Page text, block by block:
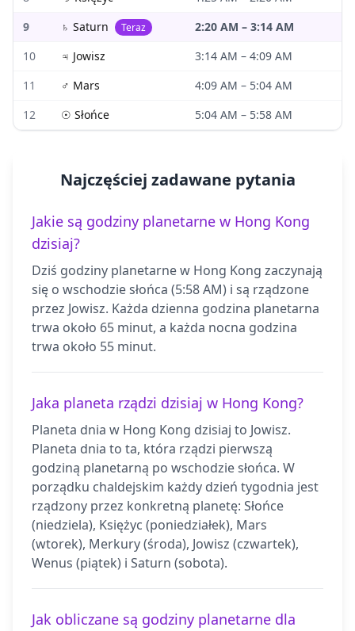
9
♄ Saturn Teraz 2:20 AM – 3:14 AM
10
♃ Jowisz 3:14 AM – 4:09 AM
11
♂ Mars 4:09 AM – 5:04 AM
12
☉ Słońce 5:04 AM – 5:58 AM
Najczęściej zadawane pytania
Jakie są godziny planetarne w Hong Kong
dzisiaj?
Dziś godziny planetarne w Hong Kong zaczynają
się o wschodzie słońca (5:58 AM) i są rządzone
przez Jowisz. Każda dzienna godzina planetarna
trwa około 65 minut, a każda nocna godzina
trwa około 55 minut.
Jaka planeta rządzi dzisiaj w Hong Kong?
Planeta dnia w Hong Kong dzisiaj to Jowisz.
Planeta dnia to ta, która rządzi pierwszą
godziną planetarną po wschodzie słońca. W
porządku chaldejskim każdy dzień tygodnia jest
rządzony przez konkretną planetę: Słońce
(niedziela), Księżyc (poniedziałek), Mars
(wtorek), Merkury (środa), Jowisz (czwartek),
Wenus (piątek) i Saturn (sobota).
Jak obliczane są godziny planetarne dla